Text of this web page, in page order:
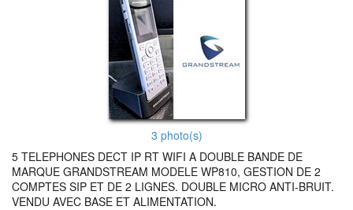
3 photo(s)
5 TELEPHONES DECT IP RT WIFI A DOUBLE BANDE DE
MARQUE GRANDSTREAM MODELE WP810, GESTION DE 2
COMPTES SIP ET DE 2 LIGNES. DOUBLE MICRO ANTI-BRUIT.
VENDU AVEC BASE ET ALIMENTATION.